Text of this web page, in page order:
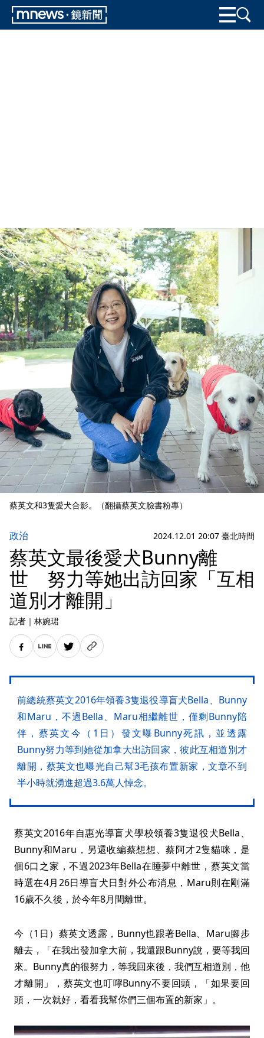
蔡英文和3隻愛犬合影。（翻攝蔡英文臉書粉專）
政治 2024.12.01 20:07 臺北時間
蔡英文最後愛犬Bunny離
世 努力等她出訪回家「互相
道別才離開」
記者 ｜ 林婉珺
前總統蔡英文2016年領養3隻退役導盲犬Bella、Bunny
和Maru，不過Bella、Maru相繼離世，僅剩Bunny陪
伴，蔡英文今（1日）發文曝Bunny死訊，並透露
Bunny努力等到她從加拿大出訪回家，彼此互相道別才
離開，蔡英文也曝光自己幫3毛孩布置新家，文章不到
半小時就湧進超過3.6萬人悼念。
蔡英文2016年自惠光導盲犬學校領養3隻退役犬Bella、
Bunny和Maru，另還收編蔡想想、蔡阿才2隻貓咪，是
個6口之家，不過2023年Bella在睡夢中離世，蔡英文當
時選在4月26日導盲犬日對外公布消息，Maru則在剛滿
16歲不久後，於今年8月間離世。
今（1日）蔡英文透露，Bunny也跟著Bella、Maru腳步
離去，「在我出發加拿大前，我還跟Bunny說，要等我回
來。Bunny真的很努力，等我回來後，我們互相道別，他
才離開」，蔡英文也叮嚀Bunny不要回頭，「如果要回
頭，一次就好，看看我幫你們三個布置的新家」。